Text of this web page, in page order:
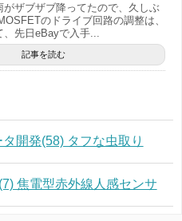
がザブザブ降ってたので、久しぶ
のドライブ回路の調整は、
先日eBayで入手...
記事を読む
開発(58) タフな虫取り
焦電型赤外線人感センサ